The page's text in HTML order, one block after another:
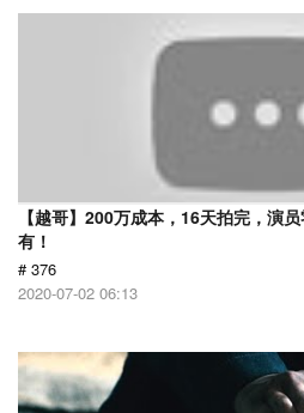
【越哥】200万成本，16天拍完，演
有！
# 376
2020-07-02 06:13